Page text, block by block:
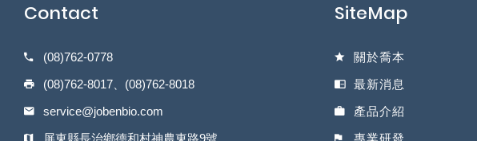
Contact
(08)762-0778
(08)762-8017、(08)762-8018
service@jobenbio.com
SiteMap
關於喬本
最新消息
產品介紹